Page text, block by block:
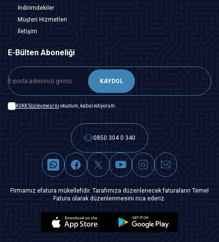
İndirimdekiler
Müşteri Hizmetleri
İletişim
E-Bülten Aboneliği
KAYDOL
KVKK Sözleşmesi'ni okudum, kabul ediyorum.
0850 304 0 340
Firmamız efatura mükellefidir. Tarafımıza düzenlenecek faturaların Temel
Fatura olarak düzenlenmesini rica ederiz.